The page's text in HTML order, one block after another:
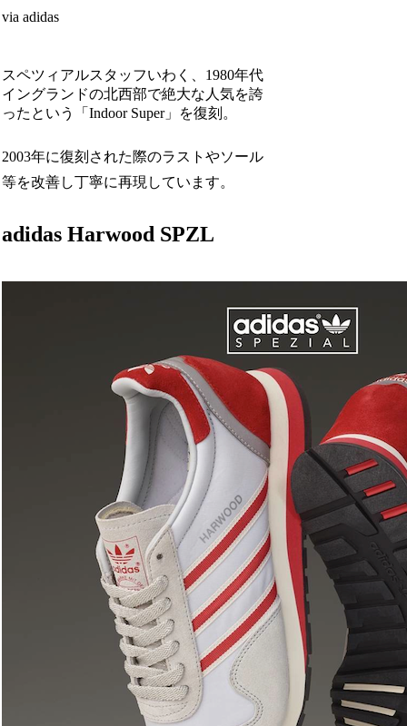
via adidas
スペツィアルスタッフいわく、1980年代
イングランドの北西部で絶大な人気を誇
ったという「Indoor Super」を復刻。
2003年に復刻された際のラストやソール
等を改善し丁寧に再現しています。
adidas Harwood SPZL